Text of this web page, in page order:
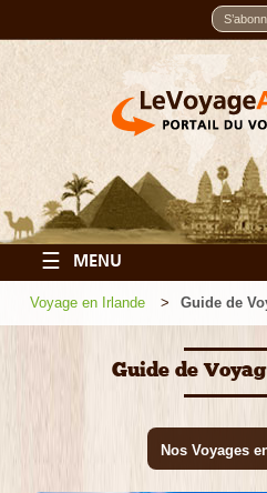
☰ MENU
Voyage en Irlande Guide de
Guide de
Nos Voyages